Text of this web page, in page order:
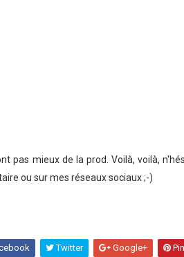
pas mieux de la prod. Voilà, voilà,
ou sur mes réseaux sociaux ;-)
Twitter Google+